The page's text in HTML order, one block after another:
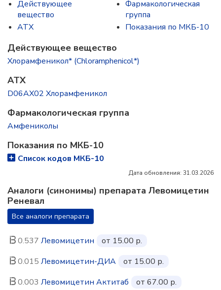
Действующее
вещество
ATX
Фармакологическая
группа
Показания по МКБ-10
Действующее вещество
Хлорамфеникол* (Chloramphenicol*)
ATX
D06AX02 Хлорамфеникол
Фармакологическая группа
Амфениколы
Показания по МКБ-10
Список кодов МКБ-10
Дата обновления: 31.03.2026
Аналоги (синонимы) препарата Левомицетин
Реневал
Все аналоги препарата
0.537 Левомицетин
от 15.00 р.
0.015 Левомицетин-ДИА
от 15.00 р.
0.003 Левомицетин Актитаб
от 67.00 р.